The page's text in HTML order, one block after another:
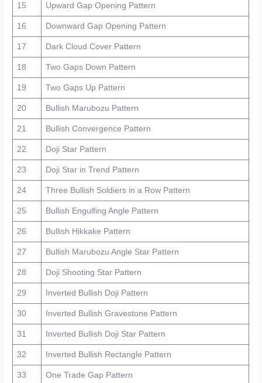
15 Upward Gap Opening Pattern
16 Downward Gap Opening Pattern
17 Dark Cloud Cover Pattern
18 Two Gaps Down Pattern
19 Two Gaps Up Pattern
20 Bullish Marubozu Pattern
21 Bullish Convergence Pattern
22 Doji Star Pattern
23 Doji Star in Trend Pattern
24 Three Bullish Soldiers in a Row Pattern
25 Bullish Engulfing Angle Pattern
26 Bullish Hikkake Pattern
27 Bullish Marubozu Angle Star Pattern
28 Doji Shooting Star Pattern
29 Inverted Bullish Doji Pattern
30 Inverted Bullish Gravestone Pattern
31 Inverted Bullish Doji Star Pattern
32 Inverted Bullish Rectangle Pattern
33 One Trade Gap Pattern